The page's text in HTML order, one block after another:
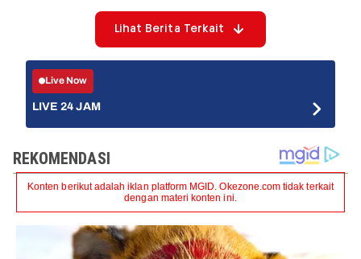
Lihat Berita Terkait
Live Now
LIVE 24 JAM